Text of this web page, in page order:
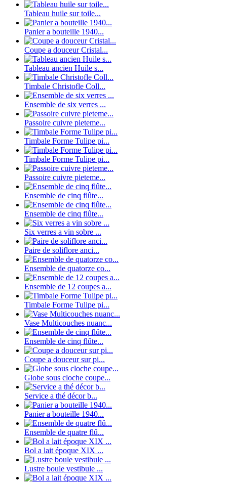
Tableau huile sur toile...
Panier a bouteille 1940...
Coupe a douceur Cristal...
Tableau ancien Huile s...
Timbale Christofle Coll...
Ensemble de six verres ...
Passoire cuivre pieteme...
Timbale Forme Tulipe pi...
Timbale Forme Tulipe pi...
Passoire cuivre pieteme...
Ensemble de cinq flûte...
Ensemble de cinq flûte...
Six verres a vin sobre ...
Paire de soliflore anci...
Ensemble de quatorze co...
Ensemble de 12 coupes a...
Timbale Forme Tulipe pi...
Vase Multicouches nuanc...
Ensemble de cinq flûte...
Coupe a douceur sur pi...
Globe sous cloche coupe...
Service a thé décor b...
Panier a bouteille 1940...
Ensemble de quatre flû...
Bol a lait époque XIX ...
Lustre boule vestibule ...